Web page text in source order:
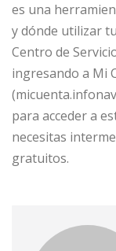
es una
y dónde utilizar
Centro de
ingresando a Mi
para acceder a
necesitas
gratuitos.